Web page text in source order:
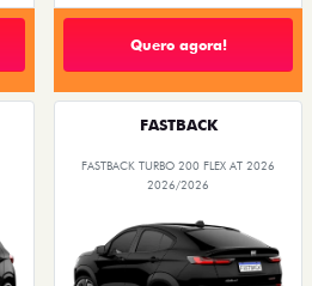
Quero agora!
FASTBACK
FASTBACK TURBO 200 FLEX AT 2026
2026/2026